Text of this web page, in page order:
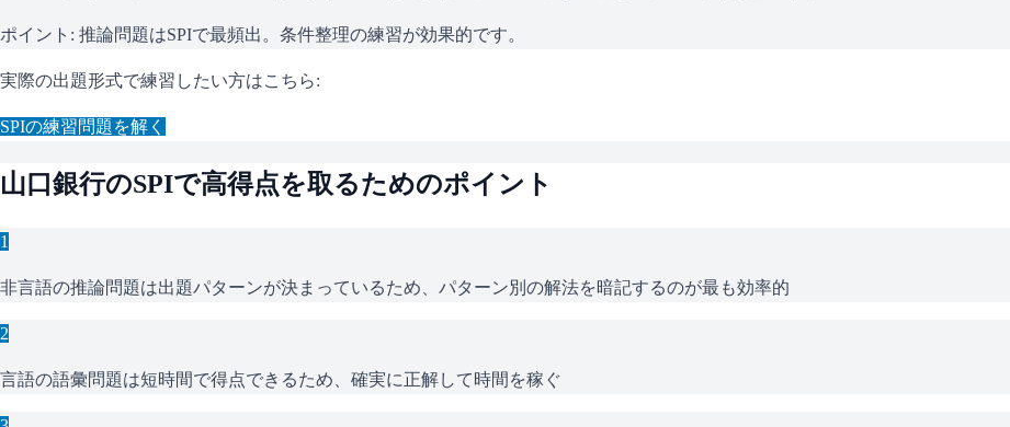
ポイント: 推論問題はSPIで最頻出。条件整理の練習が効果的です。
実際の出題形式で練習したい方はこちら:
SPIの練習問題を解く
山口銀行のSPIで高得点を取るためのポイント
1
非言語の推論問題は出題パターンが決まっているため、パターン別の解法を暗記するのが最も効率的
2
言語の語彙問題は短時間で得点できるため、確実に正解して時間を稼ぐ